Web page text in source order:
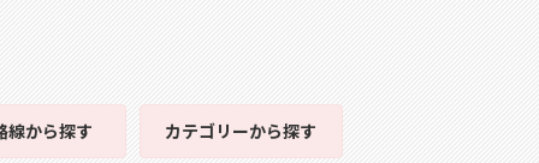
線から探す カテゴリーから探す